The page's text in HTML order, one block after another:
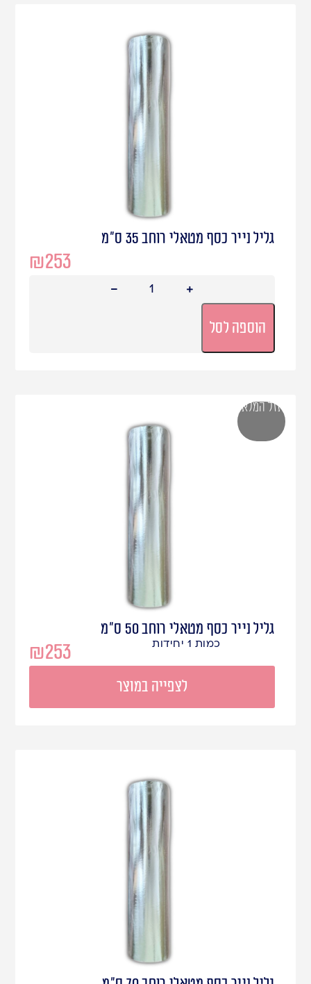
גליל נייר כסף מטאלי רוחב 35 ס"מ
₪253
הוספה לסל
גליל נייר כסף מטאלי רוחב 50 ס"מ
₪253 כמות 1 יחידות
לצפייה במוצר
אזל המלאי